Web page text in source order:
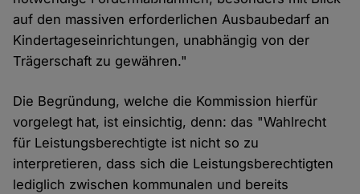
auf den massiven erforderlichen Ausbaubedarf an
Kindertageseinrichtungen, unabhängig von der
Trägerschaft zu gewähren."
Die Begründung, welche die Kommission hierfür
vorgelegt hat, ist einsichtig, denn: das "Wahlrecht
für Leistungsberechtigte ist nicht so zu
interpretieren, dass sich die Leistungsberechtigten
lediglich zwischen kommunalen und bereits